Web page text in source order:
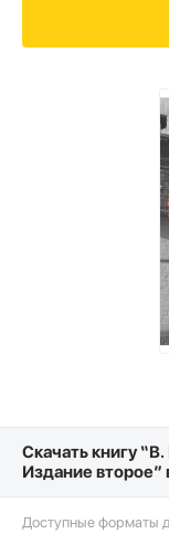
Скачать книгу
Издание второе”
Доступные форматы